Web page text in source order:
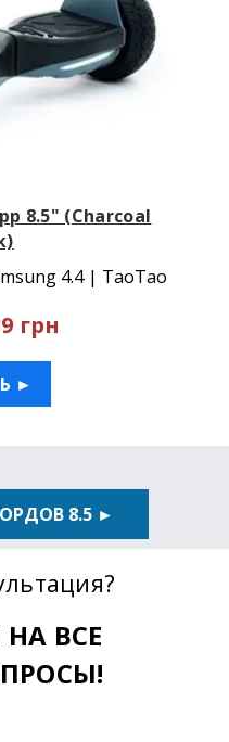
8.5" (Charcoal
4.4 | TaoTao
грн
►
БОЛЬШЕ ГИРОБОРДОВ 8.5 ►
ВСЕ